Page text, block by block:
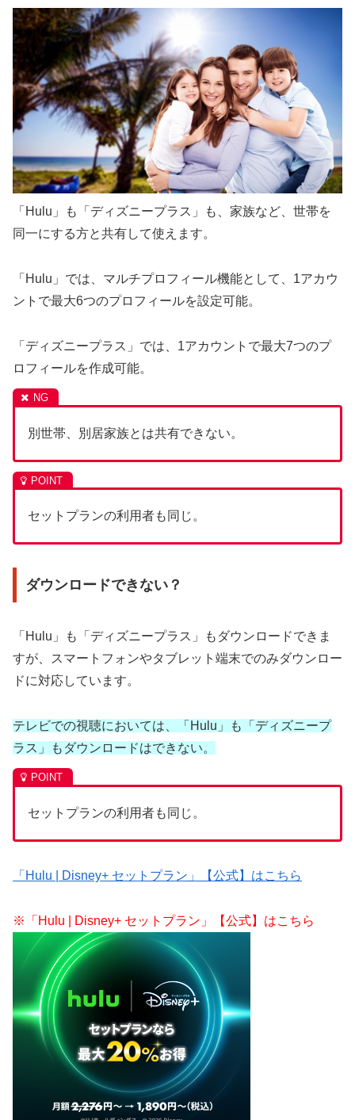
「Hulu」も「ディズニープラス」も、家族など、世帯を
同一にする方と共有して使えます。
「Hulu」では、マルチプロフィール機能として、1アカウ
ントで最大6つのプロフィールを設定可能。
「ディズニープラス」では、1アカウントで最大7つのプ
ロフィールを作成可能。
別世帯、別居家族とは共有できない。
セットプランの利用者も同じ。
ダウンロードできない？
「Hulu」も「ディズニープラス」もダウンロードできま
すが、スマートフォンやタブレット端末でのみダウンロー
ドに対応しています。
テレビでの視聴においては、「Hulu」も「ディズニープ
ラス」もダウンロードはできない。
セットプランの利用者も同じ。
「Hulu | Disney+ セットプラン」【公式】はこちら
※「Hulu | Disney+ セットプラン」【公式】はこちら